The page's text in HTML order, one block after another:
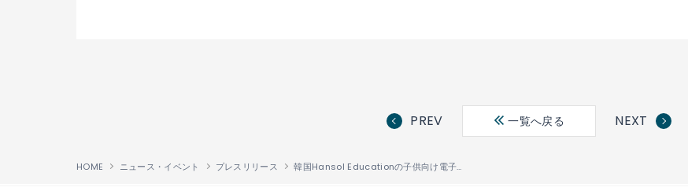
PREV 一覧へ戻る NEXT
HOME ニュース・イベント プレスリリース 韓国Hansol Educationの子供向け電子書籍専用タブレット「Finger Pad」にACCESSの電子出版ソリューション「ACCESS